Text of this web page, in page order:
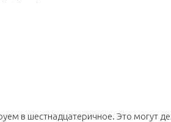
в шестнадцатеричное. Это могут